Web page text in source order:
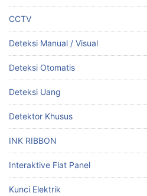
CCTV
Deteksi Manual / Visual
Deteksi Otomatis
Deteksi Uang
Detektor Khusus
INK RIBBON
Interaktive Flat Panel
Kunci Elektrik